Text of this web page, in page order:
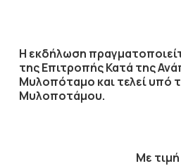
Η εκδήλωση
της Επιτροπής Κατά της
Μυλοπόταμο και τελεί υπό
Μυλοποτάμου.
Με τιμή